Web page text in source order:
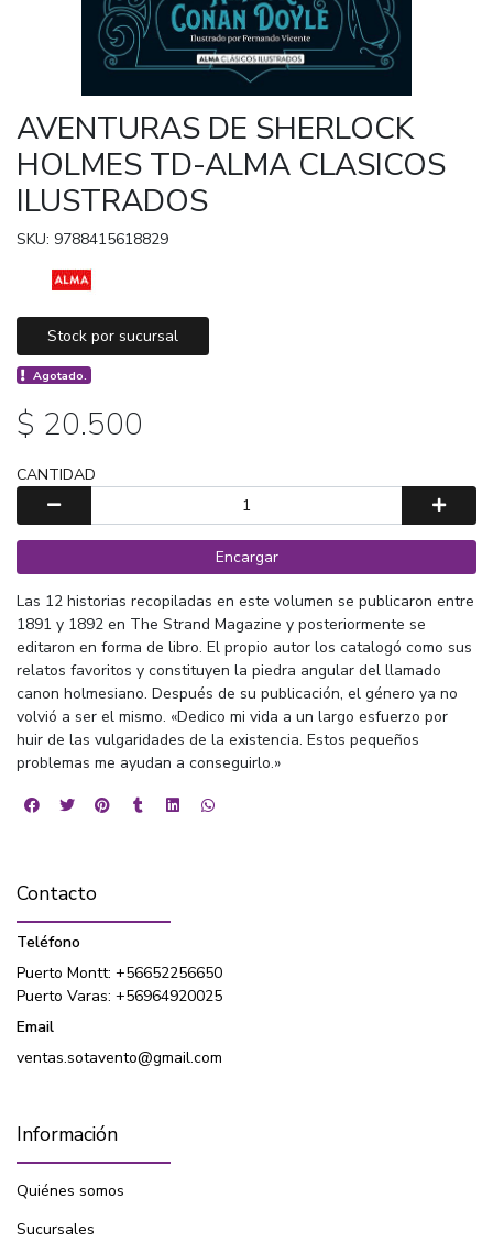
AVENTURAS DE SHERLOCK
HOLMES TD-ALMA CLASICOS
ILUSTRADOS
SKU: 9788415618829
Stock por sucursal
Agotado.
$ 20.500
CANTIDAD
Encargar
Las 12 historias recopiladas en este volumen se publicaron entre
1891 y 1892 en The Strand Magazine y posteriormente se
editaron en forma de libro. El propio autor los catalogó como sus
relatos favoritos y constituyen la piedra angular del llamado
canon holmesiano. Después de su publicación, el género ya no
volvió a ser el mismo. «Dedico mi vida a un largo esfuerzo por
huir de las vulgaridades de la existencia. Estos pequeños
problemas me ayudan a conseguirlo.»
Contacto
Teléfono
Puerto Montt: +56652256650
Puerto Varas: +56964920025
Email
ventas.sotavento@gmail.com
Información
Quiénes somos
Sucursales